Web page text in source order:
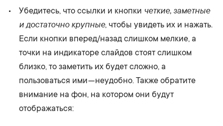
Убедитесь, что ссылки и кнопки четкие, заметные
и достаточно крупные, чтобы увидеть их и нажать.
Если кнопки вперед/назад слишком мелкие, а
точки на индикаторе слайдов стоят слишком
близко, то заметить их будет сложно, а
пользоваться ими — неудобно. Также обратите
внимание на фон, на котором они будут
отображаться: